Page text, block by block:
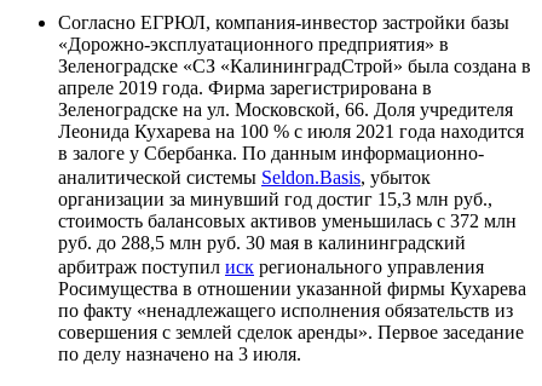
Согласно ЕГРЮЛ, компания-инвестор застройки базы
«Дорожно-эксплуатационного предприятия» в
Зеленоградске «СЗ «КалининградСтрой» была создана в
апреле 2019 года. Фирма зарегистрирована в
Зеленоградске на ул. Московской, 66. Доля учредителя
Леонида Кухарева на 100 % с июля 2021 года находится
в залоге у Сбербанка. По данным информационно-
аналитической системы Seldon.Basis, убыток
организации за минувший год достиг 15,3 млн руб.,
стоимость балансовых активов уменьшилась с 372 млн
руб. до 288,5 млн руб. 30 мая в калининградский
арбитраж поступил иск регионального управления
Росимущества в отношении указанной фирмы Кухарева
по факту «ненадлежащего исполнения обязательств из
совершения с землей сделок аренды». Первое заседание
по делу назначено на 3 июля.